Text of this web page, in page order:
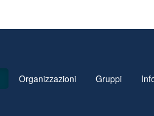
Organizzazioni Gruppi